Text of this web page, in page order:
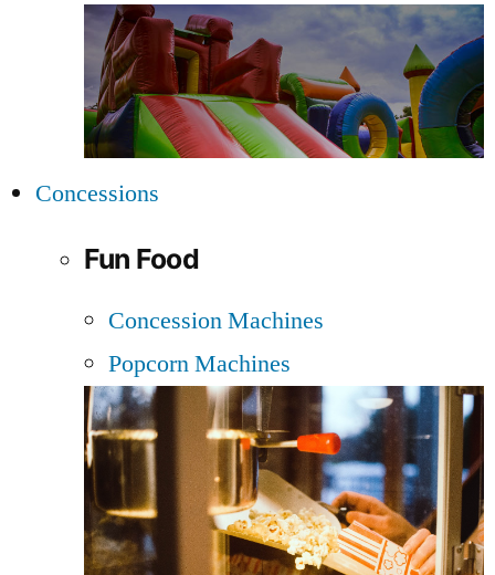
Concessions
Fun Food
Concession Machines
Popcorn Machines